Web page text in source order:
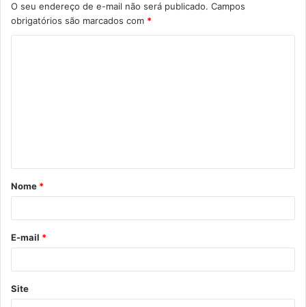
O seu endereço de e-mail não será publicado. Campos
obrigatórios são marcados com *
á
r
*
Nome *
E-mail *
Site